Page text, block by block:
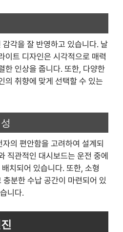
각을 잘 반영하고 있습니다. 날
이트 디자인은 시각적으로 매력
한 인상을 줍니다. 또한, 다양한
의 취향에 맞게 선택할 수 있는
의 편안함을 고려하여 설계되
직관적인 대시보드는 운전 중에
치되어 있습니다. 또한, 소형
분한 수납 공간이 마련되어 있
니다.